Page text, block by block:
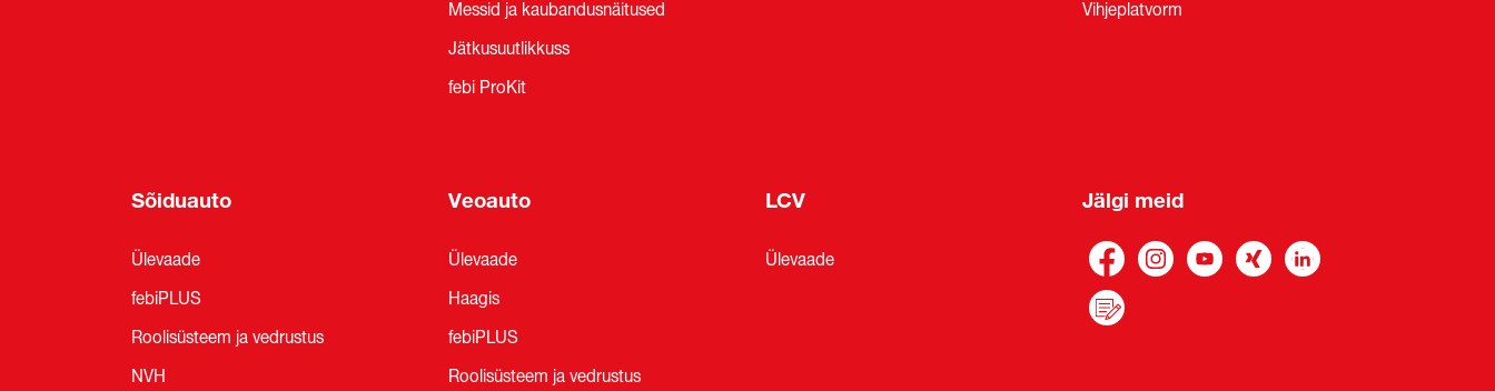
Messid ja kaubandusnäitused
Jätkusuutlikkuss
febi ProKit
Vihjeplatvorm
Sõiduauto
Ülevaade
febiPLUS
Roolisüsteem ja vedrustus
NVH
Veoauto
Ülevaade
Haagis
febiPLUS
Roolisüsteem ja vedrustus
LCV
Ülevaade
Jälgi meid